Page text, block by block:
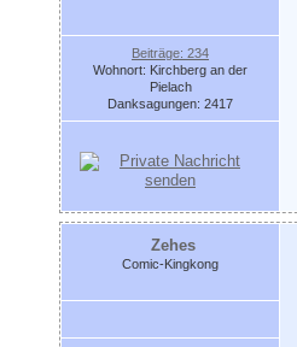
Beiträge: 234
Wohnort: Kirchberg an der
Pielach
Danksagungen: 2417
Zehes
Comic-Kingkong